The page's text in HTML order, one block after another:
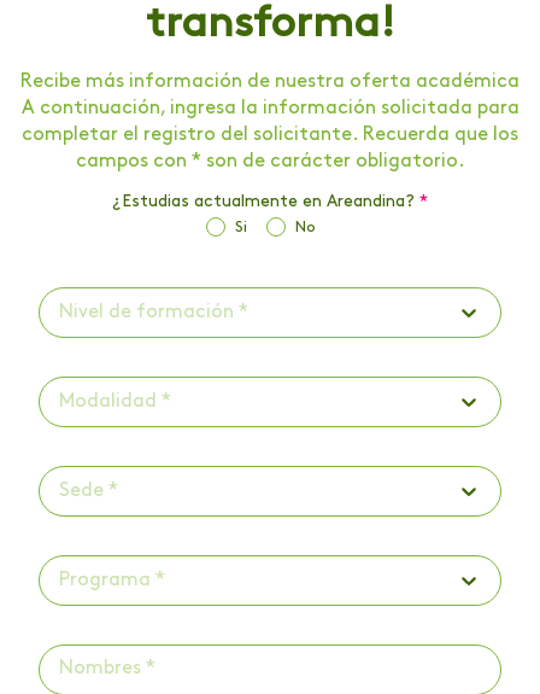
transforma!
Recibe más información de nuestra oferta académica
A continuación, ingresa la información solicitada para
completar el registro del solicitante. Recuerda que los
campos con * son de carácter obligatorio.
¿Estudias actualmente en Areandina? *
Si No
Nivel de formación *
Modalidad *
Sede *
Programa *